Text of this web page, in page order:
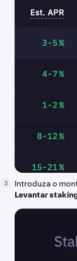
3
Introduza o
Levantar